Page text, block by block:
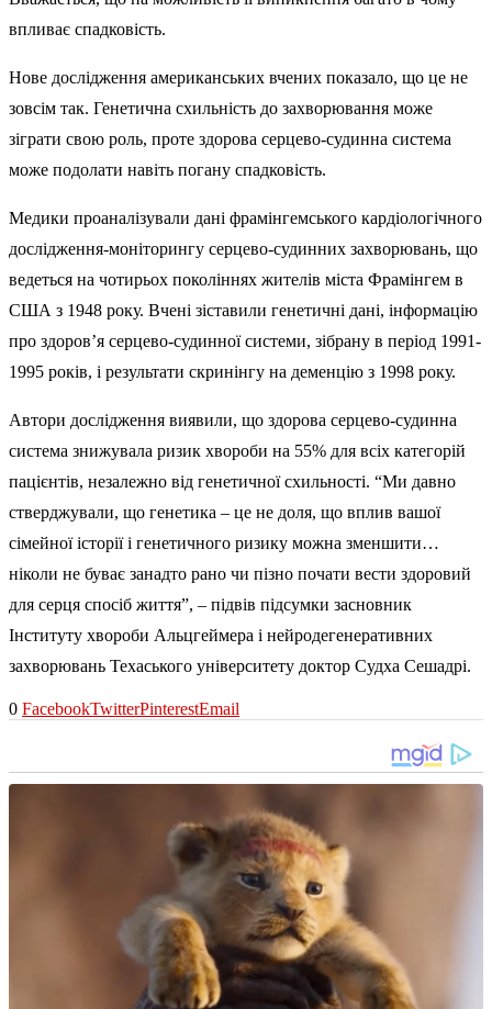
впливає спадковість.
Нове дослідження американських вчених показало, що це не
зовсім так. Генетична схильність до захворювання може
зіграти свою роль, проте здорова серцево-судинна система
може подолати навіть погану спадковість.
Медики проаналізували дані фрамінгемського кардіологічного
дослідження-моніторингу серцево-судинних захворювань, що
ведеться на чотирьох поколіннях жителів міста Фрамінгем в
США з 1948 року. Вчені зіставили генетичні дані, інформацію
про здоров’я серцево-судинної системи, зібрану в період 1991-
1995 років, і результати скринінгу на деменцію з 1998 року.
Автори дослідження виявили, що здорова серцево-судинна
система знижувала ризик хвороби на 55% для всіх категорій
пацієнтів, незалежно від генетичної схильності. “Ми давно
стверджували, що генетика – це не доля, що вплив вашої
сімейної історії і генетичного ризику можна зменшити…
ніколи не буває занадто рано чи пізно почати вести здоровий
для серця спосіб життя”, – підвів підсумки засновник
Інституту хвороби Альцгеймера і нейродегенеративних
захворювань Техаського університету доктор Судха Сешадрі.
0 FacebookTwitterPinterestEmail